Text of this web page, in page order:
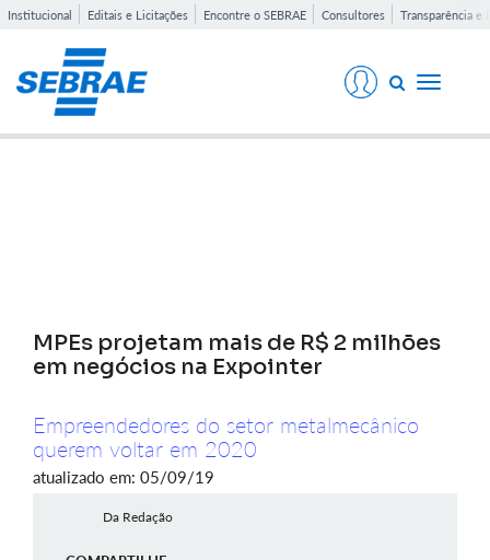
Institucional Editais e Licitações Encontre o SEBRAE Consultores Transparência e
Toggle
MPEs projetam mais de R$ 2 milhões
em negócios na Expointer
Empreendedores do setor metalmecânico
querem voltar em 2020
atualizado em: 05/09/19
Da Redação